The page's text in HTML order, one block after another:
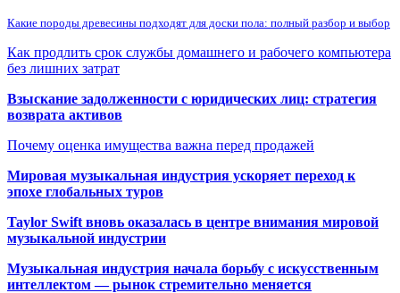
Какие породы древесины подходят для доски пола: полный разбор и выбор
Как продлить срок службы домашнего и рабочего компьютера
без лишних затрат
Взыскание задолженности с юридических лиц: стратегия
возврата активов
Почему оценка имущества важна перед продажей
Мировая музыкальная индустрия ускоряет переход к
эпохе глобальных туров
Taylor Swift вновь оказалась в центре внимания мировой
музыкальной индустрии
Музыкальная индустрия начала борьбу с искусственным
интеллектом — рынок стремительно меняется